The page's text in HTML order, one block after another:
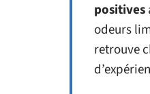
positives
odeurs
retrouve